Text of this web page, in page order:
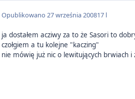
Opublikowano27 września 200817 l
ja dostałem acziwy za to że Sasori to
czołgiem a tu kolejne "kaczing"
nie mówię już nic o lewitujących brwiach